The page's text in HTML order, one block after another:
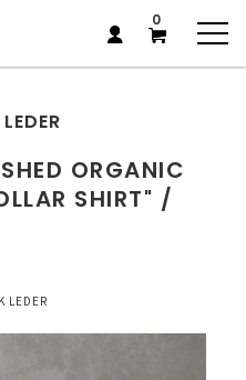
0
ORGANIC
SHIRT" /
LEDER